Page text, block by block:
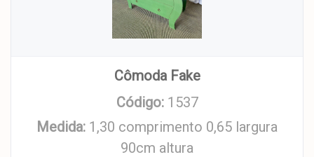
Cômoda Fake
Código: 1537
Medida: 1,30 comprimento 0,65 largura
90cm altura